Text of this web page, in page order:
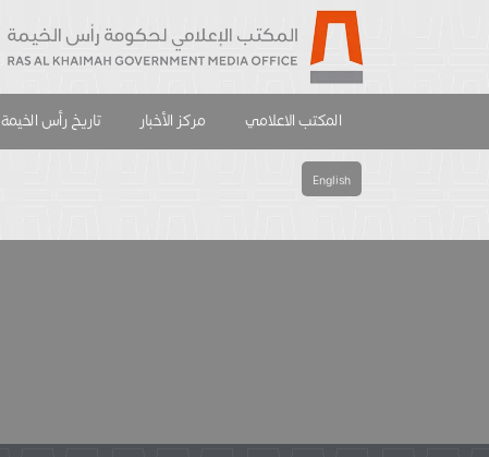
المكتب الاعلامي مركز الأخبار تاريخ رأس الخيمة
English